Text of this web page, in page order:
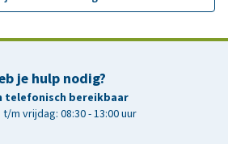
je hulp nodig?
telefonisch bereikbaar
t/m vrijdag: 08:30 - 13:00 uur